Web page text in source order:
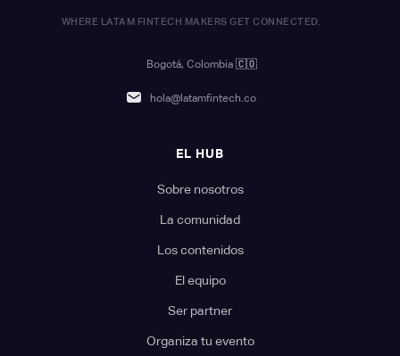
WHERE LATAM FINTECH MAKERS GET CONNECTED.
Bogotá, Colombia 🇨🇴
hola@latamfintech.co
EL HUB
Sobre nosotros
La comunidad
Los contenidos
El equipo
Ser partner
Organiza tu evento